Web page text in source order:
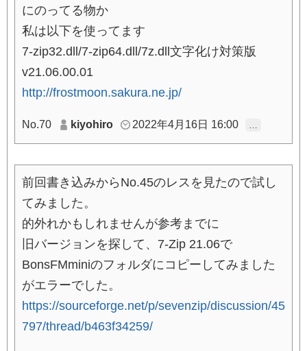
にのってる物か
私は以下を使ってます
7-zip32.dll/7-zip64.dll/7z.dll文字化け対策版
v21.06.00.01
http://frostmoon.sakura.ne.jp/
No.70 kiyohiro 2022年4月16日 16:00
前回書き込みからNo.45のレスを見たので試し
てみました。
的外れかもしれませんが参考までに
旧バージョンを探して、7-Zip 21.06で
BonsFMminiのフォルダにコピーしてみました
がエラーでした。
https://sourceforge.net/p/sevenzip/discussion/45
797/thread/b463f34259/